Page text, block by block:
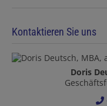
Kontaktieren Sie uns
Doris